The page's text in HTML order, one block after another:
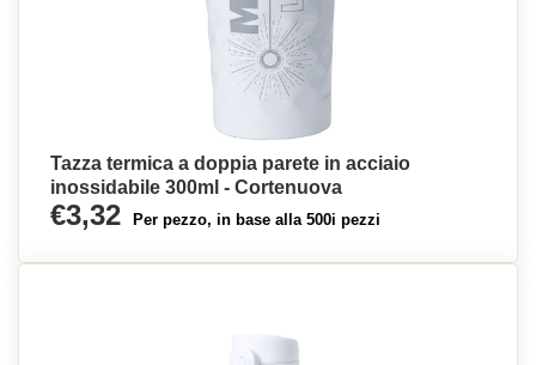
Tazza termica a doppia parete in acciaio
inossidabile 300ml - Cortenuova
€3,32 Per pezzo, in base alla 500i pezzi